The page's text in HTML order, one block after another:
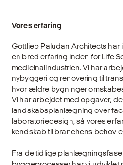
Vores erfaring
Gottlieb Paludan Architects har
en bred erfaring inden for Life
medicinalindustrien. Vi har
nybyggeri og renovering til
hvor ældre bygninger
Vi har arbejdet med opgaver,
landskabsplanlægning over
laboratoriedesign, så vores
kendskab til branchens behov
Fra de tidlige